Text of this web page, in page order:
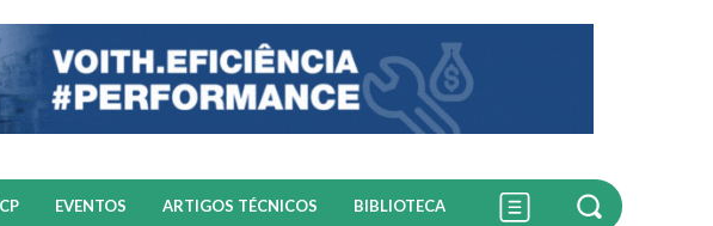
EVENTOS ARTIGOS TÉCNICOS BIBLIOTECA